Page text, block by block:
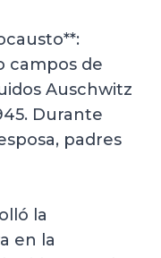
campos de
Auschwitz
Durante
padres
la
en la